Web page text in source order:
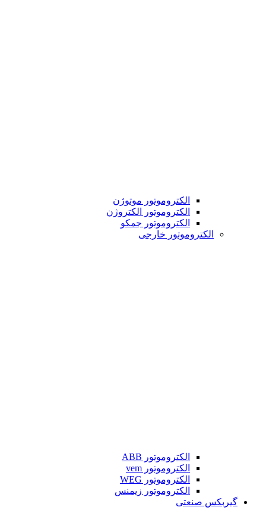
الکتروموتور موتوژن
الکتروموتور الکتروژن
الکتروموتور جمکو
الکتروموتور خارجی
الکتروموتور ABB
الکتروموتور vem
الکتروموتور WEG
الکتروموتور زیمنس
گیربکس صنعتی